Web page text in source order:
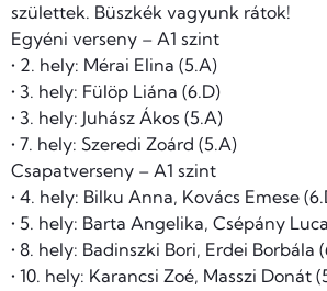
születtek. Büszkék vagyunk rátok!
Egyéni verseny – A1 szint
• 2. hely: Mérai Elina (5.A)
• 3. hely: Fülöp Liána (6.D)
• 3. hely: Juhász Ákos (5.A)
• 7. hely: Szeredi Zoárd (5.A)
Csapatverseny – A1 szint
• 4. hely: Bilku Anna, Kovács Emese
• 5. hely: Barta Angelika, Csépány
• 8. hely: Badinszki Bori, Erdei Borbála
• 10. hely: Karancsi Zoé, Masszi Donát